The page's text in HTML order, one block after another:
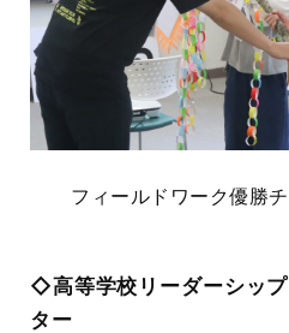
フィールドワーク優勝
◇高等学校リーダーシッ
ター